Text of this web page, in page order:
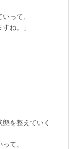
って、
ね。」
を整えていく
て、